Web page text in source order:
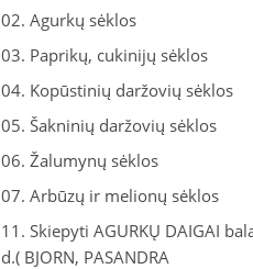
02. Agurkų sėklos
03. Paprikų, cukinijų sėklos
04. Kopūstinių daržovių sėklos
05. Šakninių daržovių sėklos
06. Žalumynų sėklos
07. Arbūzų ir melionų sėklos
11. Skiepyti AGURKŲ DAIGAI
d.( BJORN, PASANDRA